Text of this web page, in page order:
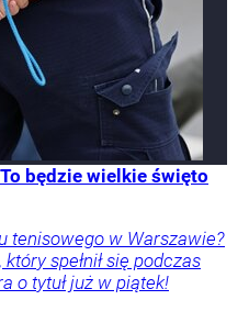
będzie wielkie święto
tenisowego w Warszawie?
spełnił się podczas
o tytuł już w piątek!